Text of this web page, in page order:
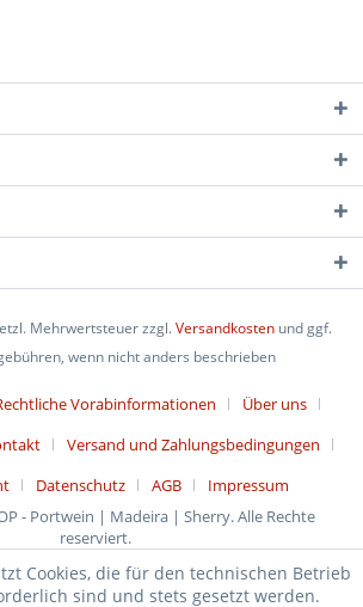
Mehrwertsteuer zzgl.Versandkosten und ggf.
wenn nicht anders beschrieben
Vorabinformationen
Über uns
Versand und Zahlungsbedingungen
Datenschutz AGB
Impressum
- Portwein | Madeira | Sherry. Alle Rechte
reserviert.
Cookies, die für den technischen Betrieb
sind und stets gesetzt werden.